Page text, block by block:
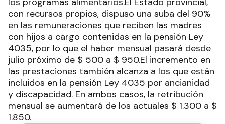
con recursos propios, dispuso una suba del 90%
en las remuneraciones que reciben las madres
con hijos a cargo contenidas en la pensión Ley
4035, por lo que el haber mensual pasará desde
julio próximo de $ 500 a $ 950.El incremento en
las prestaciones también alcanza a los que están
incluidos en la pensión Ley 4035 por ancianidad
y discapacidad. En ambos casos, la retribución
mensual se aumentará de los actuales $ 1.300 a $
1.850.